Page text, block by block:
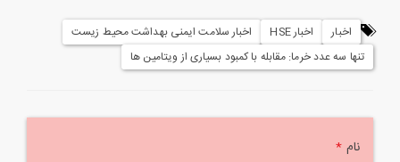
اخبار اخبار HSE
اخبار سلامت ایمنی بهداشت محیط زیست
تنها سه عدد خرما: مقابله با کمبود بسیاری از ویتامین ها
نام*